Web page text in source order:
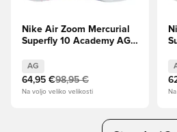
Nike Air Zoom Mercurial
Superfly 10 Academy AG
Modra/Bela
AG
64,95 €98,95 €
Na voljo veliko velikosti